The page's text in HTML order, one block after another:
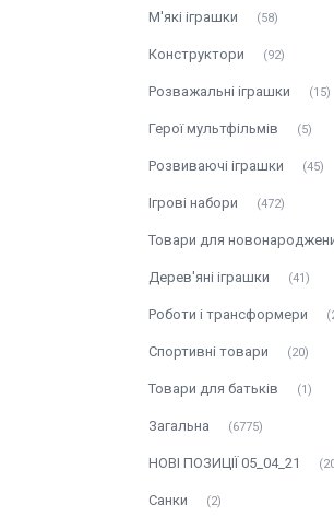
М'які іграшки 58
Конструктори 92
Розважальні іграшки 15
Герої мультфільмів 5
Розвиваючі іграшки 45
Ігрові набори 472
Товари для
Дерев'яні іграшки 41
Роботи і трансформери
Спортивні товари 20
Товари для батьків 1
Загальна 6775
НОВІ ПОЗИЦІЇ 05_04_21
Санки 2